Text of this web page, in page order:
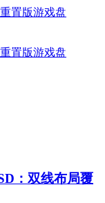
：双线布局覆